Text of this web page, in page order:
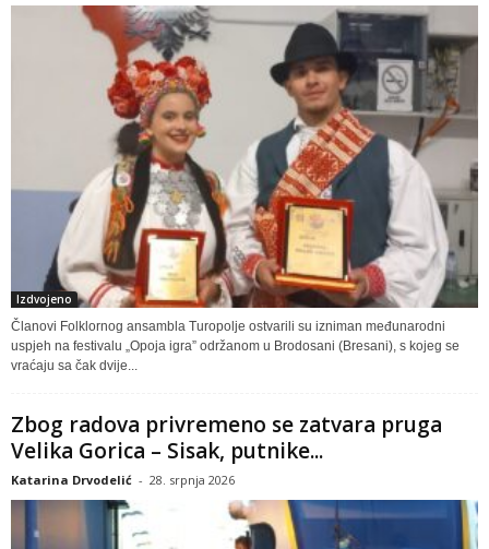
Izdvojeno
Članovi Folklornog ansambla Turopolje ostvarili su izniman međunarodni
uspjeh na festivalu „Opoja igra” održanom u Brodosani (Bresani), s kojeg se
vraćaju sa čak dvije...
Zbog radova privremeno se zatvara pruga
Velika Gorica – Sisak, putnike...
Katarina Drvodelić - 28. srpnja 2026